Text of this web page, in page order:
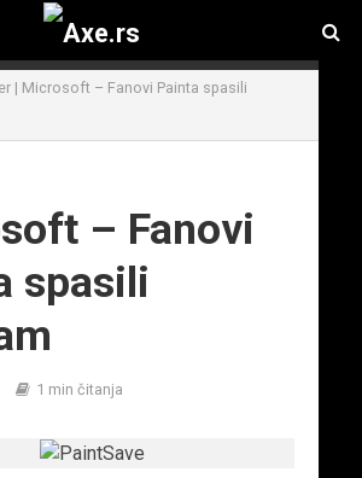
| Microsoft – Fanovi Painta spasili
– Fanovi
spasili
1 min čitanja